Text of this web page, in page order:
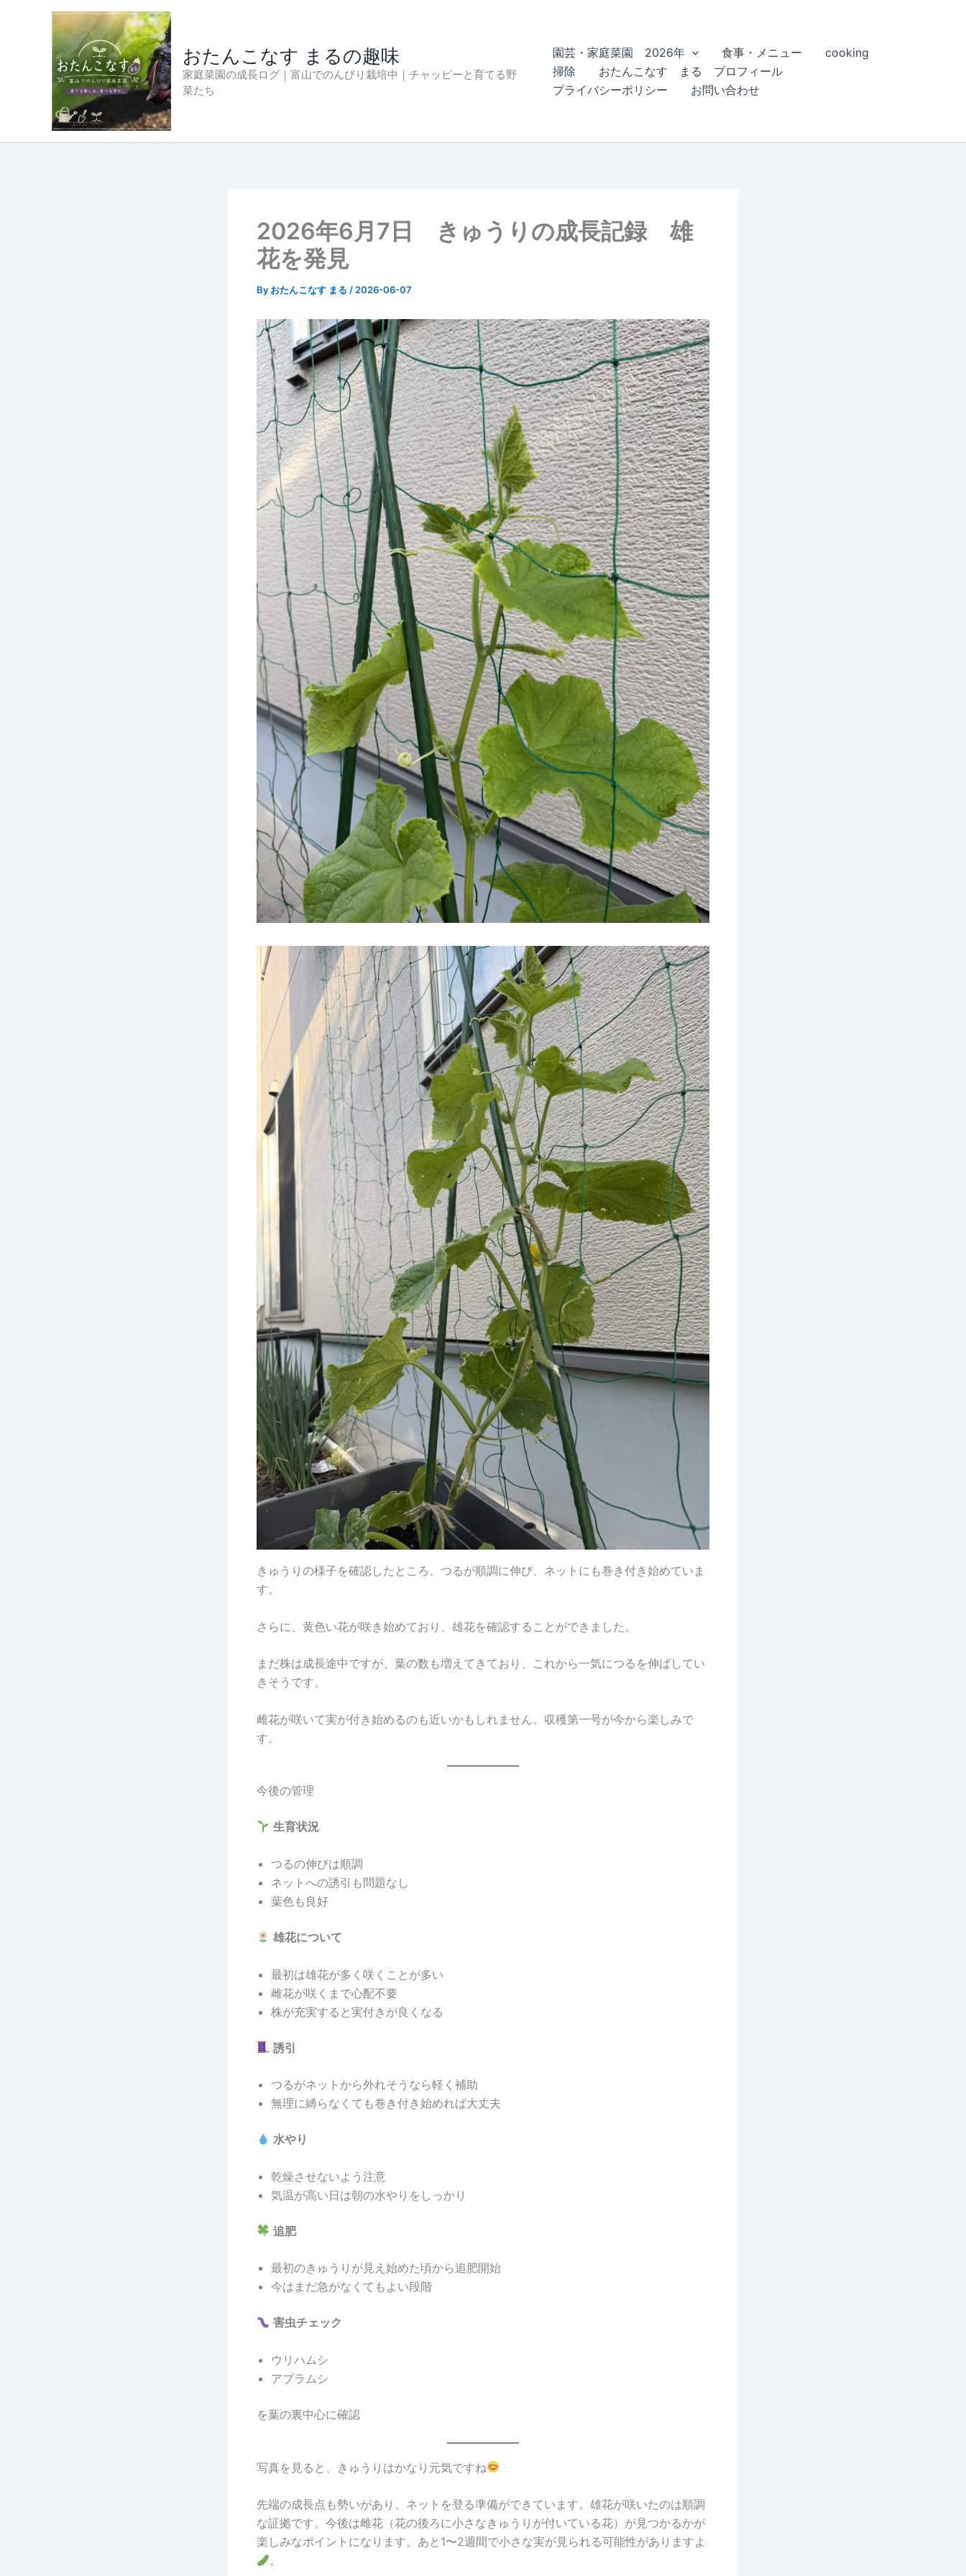
おたんこなす まるの趣味
家庭菜園の成長ログ｜富山でのんびり栽培中｜チャッピーと育てる野
菜たち
園芸・家庭菜園 2026年 食事・メニュー
cooking
掃除
おたんこなす まる プロフィール
プライバシーポリシー
お問い合わせ
2026年6月7日 きゅうりの成長記録 雄
花を発見
By おたんこなす まる / 2026-06-07
きゅうりの様子を確認したところ、つるが順調に伸び、ネットにも巻き付き始めていま
す。
さらに、黄色い花が咲き始めており、雄花を確認することができました。
まだ株は成長途中ですが、葉の数も増えてきており、これから一気につるを伸ばしてい
きそうです。
雌花が咲いて実が付き始めるのも近いかもしれません。収穫第一号が今から楽しみで
す。
今後の管理
生育状況
つるの伸びは順調
ネットへの誘引も問題なし
葉色も良好
雄花について
最初は雄花が多く咲くことが多い
雌花が咲くまで心配不要
株が充実すると実付きが良くなる
誘引
つるがネットから外れそうなら軽く補助
無理に縛らなくても巻き付き始めれば大丈夫
水やり
乾燥させないよう注意
気温が高い日は朝の水やりをしっかり
追肥
最初のきゅうりが見え始めた頃から追肥開始
今はまだ急がなくてもよい段階
害虫チェック
ウリハムシ
アブラムシ
を葉の裏中心に確認
写真を見ると、きゅうりはかなり元気ですね
先端の成長点も勢いがあり、ネットを登る準備ができています。雄花が咲いたのは順調
な証拠です。今後は雌花（花の後ろに小さなきゅうりが付いている花）が見つかるかが
楽しみなポイントになります。あと1〜2週間で小さな実が見られる可能性がありますよ
。